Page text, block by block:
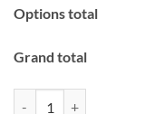
Options total
Grand total